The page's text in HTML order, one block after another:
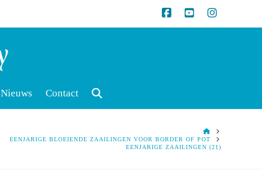
Nieuws Contact
HOME
EENJARIGE BLOEIENDE ZAAILINGEN VOOR BORDER OF POT
EENJARIGE ZAAILINGEN (21)